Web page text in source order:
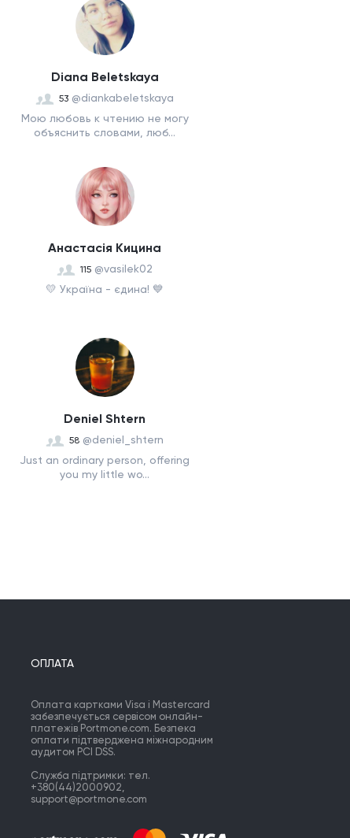
Diana Beletskaya
53 @diankabeletskaya
Мою любовь к чтению не могу
объяснить словами, люб...
Анастасія Кицина
115 @vasilek02
💛 Україна - єдина! 💙
Deniel Shtern
58 @deniel_shtern
Just an ordinary person, offering
you my little wo...
ОПЛАТА
Оплата картками Visa і Mastercard
забезпечується сервісом онлайн-
платежів Portmone.com. Безпека
оплати підтверджена міжнародним
аудитом PCI DSS.
Служба підтримки: тел.
+380(44)2000902,
support@portmone.com